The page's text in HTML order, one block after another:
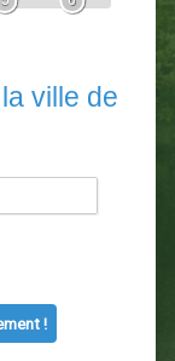
comparatifs
ou la